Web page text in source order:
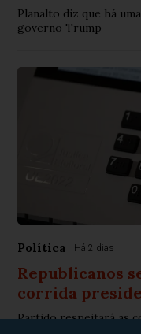
Planalto diz que há
governo Trump
Política Há 2 dias
Republicanos
corrida
Partido respeitará as